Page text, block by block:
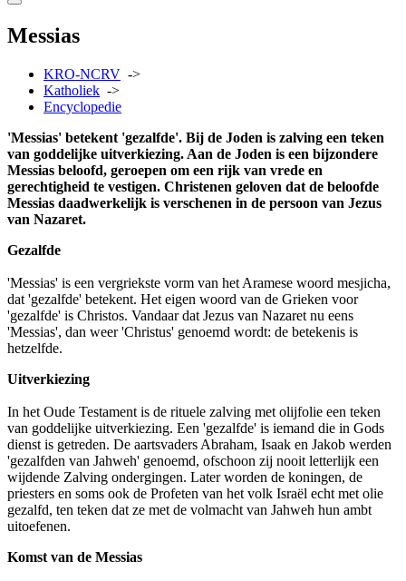
Messias
KRO-NCRV ->
Katholiek ->
Encyclopedie
'Messias' betekent 'gezalfde'. Bij de Joden is zalving een teken
van goddelijke uitverkiezing. Aan de Joden is een bijzondere
Messias beloofd, geroepen om een rijk van vrede en
gerechtigheid te vestigen. Christenen geloven dat de beloofde
Messias daadwerkelijk is verschenen in de persoon van Jezus
van Nazaret.
Gezalfde
'Messias' is een vergriekste vorm van het Aramese woord mesjicha,
dat 'gezalfde' betekent. Het eigen woord van de Grieken voor
'gezalfde' is Christos. Vandaar dat Jezus van Nazaret nu eens
'Messias', dan weer 'Christus' genoemd wordt: de betekenis is
hetzelfde.
Uitverkiezing
In het Oude Testament is de rituele zalving met olijfolie een teken
van goddelijke uitverkiezing. Een 'gezalfde' is iemand die in Gods
dienst is getreden. De aartsvaders Abraham, Isaak en Jakob werden
'gezalfden van Jahweh' genoemd, ofschoon zij nooit letterlijk een
wijdende Zalving ondergingen. Later worden de koningen, de
priesters en soms ook de Profeten van het volk Israël echt met olie
gezalfd, ten teken dat ze met de volmacht van Jahweh hun ambt
uitoefenen.
Komst van de Messias